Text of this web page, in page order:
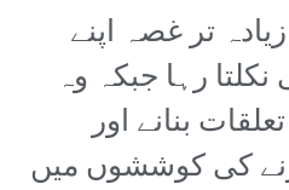
تر غصہ اپنے
رہا جبکہ وہ
بنانے اور
کی کوششوں میں